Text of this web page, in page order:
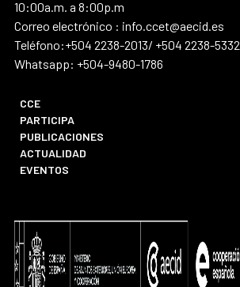
10:00a.m. a 8:00p.m
Correo electrónico : info.ccet@aecid.es
Teléfono:+504 2238-2013/ +504 2238-5332
Whatsapp: +504-9480-1786
CCE
PARTICIPA
PUBLICACIONES
ACTUALIDAD
EVENTOS